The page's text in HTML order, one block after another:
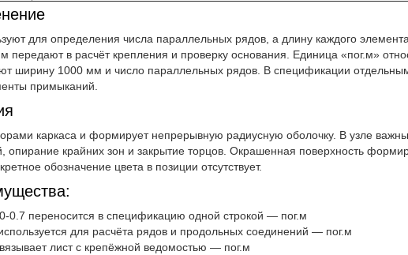
для определения числа параллельных рядов, а длину каждого
передают в расчёт крепления и проверку основания. Единица «пог.м»
ширину 1000 мм и число параллельных рядов. В спецификации
примыканий.
каркаса и формирует непрерывную радиусную оболочку. В узле
опирание крайних зон и закрытие торцов. Окрашенная поверхность
обозначение цвета в позиции отсутствует.
0.7 переносится в спецификацию одной строкой — пог.м
для расчёта рядов и продольных соединений — пог.м
лист с крепёжной ведомостью — пог.м